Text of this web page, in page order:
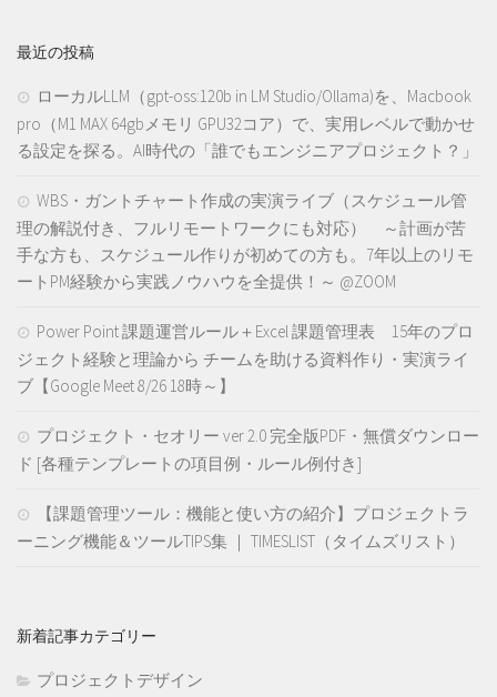
最近の投稿
ローカルLLM（gpt-oss:120b in LM Studio/Ollama)を、Macbook
pro（M1 MAX 64gbメモリ GPU32コア）で、実用レベルで動かせ
る設定を探る。AI時代の「誰でもエンジニアプロジェクト？」
WBS・ガントチャート作成の実演ライブ（スケジュール管
理の解説付き、フルリモートワークにも対応） ～計画が苦
手な方も、スケジュール作りが初めての方も。7年以上のリモ
ートPM経験から実践ノウハウを全提供！～ @ZOOM
Power Point 課題運営ルール＋Excel 課題管理表 15年のプロ
ジェクト経験と理論から チームを助ける資料作り・実演ライ
ブ【Google Meet 8/26 18時～】
プロジェクト・セオリー ver 2.0 完全版PDF・無償ダウンロー
ド [各種テンプレートの項目例・ルール例付き]
【課題管理ツール：機能と使い方の紹介】プロジェクトラ
ーニング機能＆ツールTIPS集 ｜ TIMESLIST（タイムズリスト）
新着記事カテゴリー
プロジェクトデザイン